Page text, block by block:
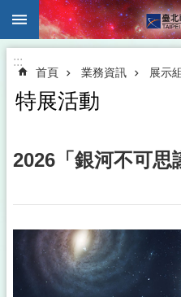
跳到主要內容區塊
:::
首頁 業務資訊 展示
特展活動
2026「銀河不可思